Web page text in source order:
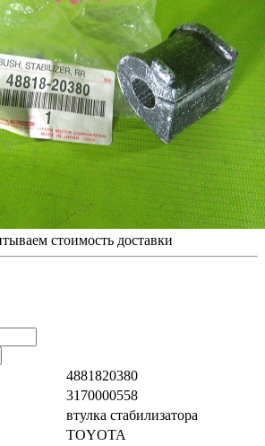
стоимость доставки
4881820380
3170000558
втулка стабилизатора
TOYOTA